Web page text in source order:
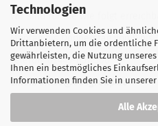
Technologien
Wir verwenden Cookies und
Drittanbietern, um die ordentliche
gewährleisten, die Nutzung
Ihnen ein bestmögliches
Informationen finden Sie in unserer
Alle
Wir sind für Sie wie folgt
Montag bis Donnerstag von 9 bis
Telefon: 02445-8517300
Email: office@eosgroup.de